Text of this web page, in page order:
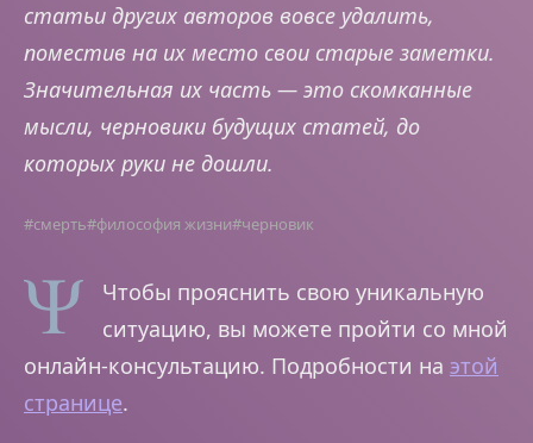
статьи других авторов вовсе удалить,
поместив на их место свои старые заметки.
Значительная их часть — это скомканные
мысли, черновики будущих статей, до
которых руки не дошли.
#смерть#философия жизни#черновик
Чтобы прояснить свою уникальную
ситуацию, вы можете пройти со мной
онлайн-консультацию. Подробности на этой
странице.